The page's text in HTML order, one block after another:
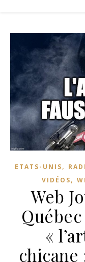
ETATS-UNIS,
VIDÉOS,
Web
«
chicane